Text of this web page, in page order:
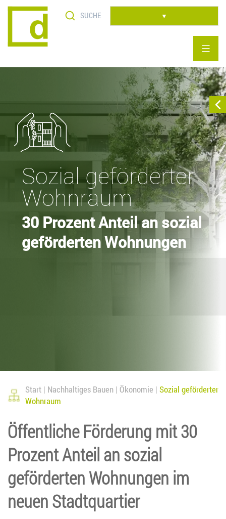
Skip
▼
Sozial geförderter
Wohnraum
30 Prozent Anteil an sozial
geförderten Wohnungen
Start Nachhaltiges Bauen Ökonomie Sozial geförderter
Wohnraum
Öffentliche Förderung mit 30
Prozent Anteil an sozial
geförderten Wohnungen im
neuen Stadtquartier